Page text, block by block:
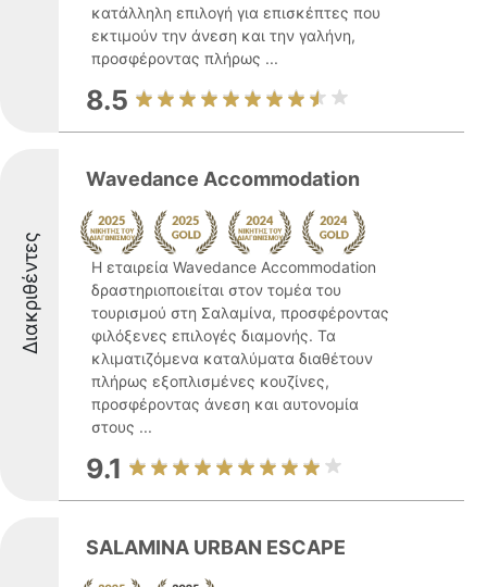
κατάλληλη επιλογή για επισκέπτες που
εκτιμούν την άνεση και την γαλήνη,
προσφέροντας πλήρως ...
8.5
Διακριθέντες
Wavedance Accommodation
Η εταιρεία Wavedance Accommodation
δραστηριοποιείται στον τομέα του
τουρισμού στη Σαλαμίνα, προσφέροντας
φιλόξενες επιλογές διαμονής. Τα
κλιματιζόμενα καταλύματα διαθέτουν
πλήρως εξοπλισμένες κουζίνες,
προσφέροντας άνεση και αυτονομία
στους ...
9.1
SALAMINA URBAN ESCAPE